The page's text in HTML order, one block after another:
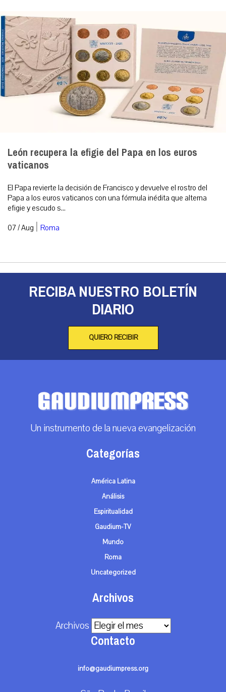
León recupera la efigie del Papa en los euros
vaticanos
El Papa revierte la decisión de Francisco y devuelve el rostro del
Papa a los euros vaticanos con una fórmula inédita que alterna
efigie y escudo s...
07 / Aug | Roma
RECIBA NUESTRO BOLETÍN
DIARIO
QUIERO RECIBIR
Un instrumento de la nueva evangelización
Categorías
América Latina
Análisis
Espiritualidad
Gaudium-TV
Mundo
Roma
Uncategorized
Archivos
Archivos
Contacto
info@gaudiumpress.org